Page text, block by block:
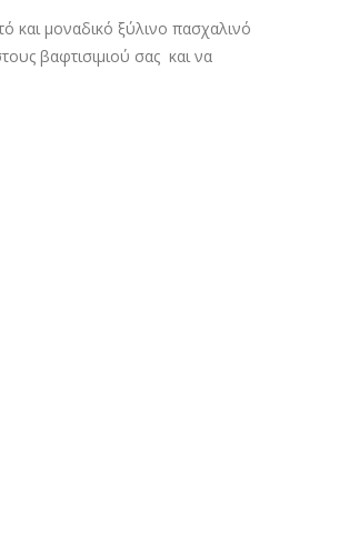
και μοναδικό ξύλινο πασχαλινό
βαφτισιμιού σας και να